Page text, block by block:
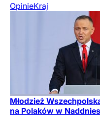
OpinieKraj
Młodzież
na Polaków w